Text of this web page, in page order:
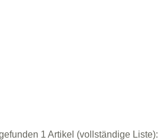
1 Artikel (vollständige Liste):